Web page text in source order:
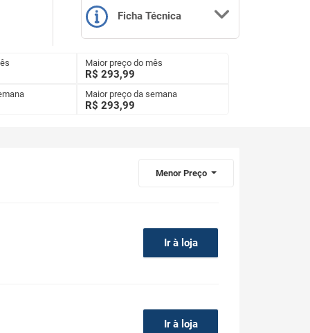
Ficha Técnica
Maior preço do mês
R$ 293,99
Maior preço da semana
R$ 293,99
Menor Preço
Ir à loja
Ir à loja